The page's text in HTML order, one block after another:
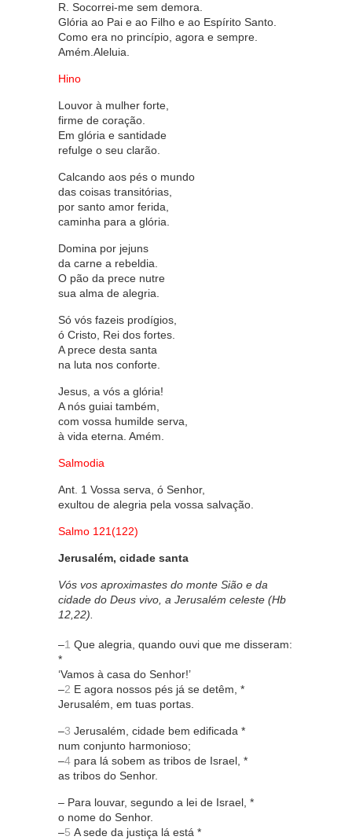
R. Socorrei-me sem demora.
Glória ao Pai e ao Filho e ao Espírito Santo.
Como era no princípio, agora e sempre.
Amém.Aleluia.
Hino
Louvor à mulher forte,
firme de coração.
Em glória e santidade
refulge o seu clarão.
Calcando aos pés o mundo
das coisas transitórias,
por santo amor ferida,
caminha para a glória.
Domina por jejuns
da carne a rebeldia.
O pão da prece nutre
sua alma de alegria.
Só vós fazeis prodígios,
ó Cristo, Rei dos fortes.
A prece desta santa
na luta nos conforte.
Jesus, a vós a glória!
A nós guiai também,
com vossa humilde serva,
à vida eterna. Amém.
Salmodia
Ant. 1 Vossa serva, ó Senhor,
exultou de alegria pela vossa salvação.
Salmo 121(122)
Jerusalém, cidade santa
Vós vos aproximastes do monte Sião e da
cidade do Deus vivo, a Jerusalém celeste (Hb
12,22).
–1 Que alegria, quando ouvi que me disseram:
*
‘Vamos à casa do Senhor!’
–2 E agora nossos pés já se detêm, *
Jerusalém, em tuas portas.
–3 Jerusalém, cidade bem edificada *
num conjunto harmonioso;
–4 para lá sobem as tribos de Israel, *
as tribos do Senhor.
– Para louvar, segundo a lei de Israel, *
o nome do Senhor.
–5 A sede da justiça lá está *